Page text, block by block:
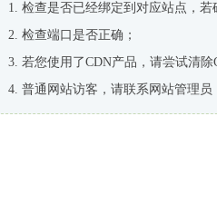
检查是否已经绑定到对应站点，
检查端口是否正确；
若您使用了CDN产品，请尝试清除
普通网站访客，请联系网站管理员